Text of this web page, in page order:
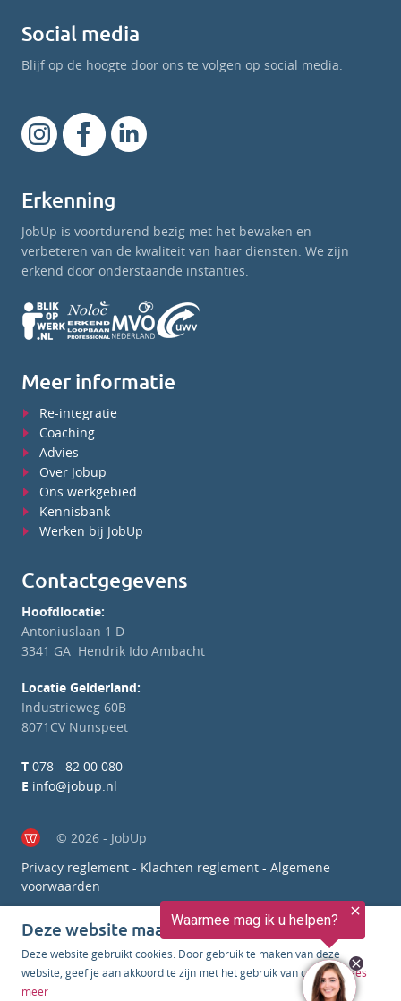
Social media
Blijf op de hoogte door ons te volgen op social media.
Erkenning
JobUp is voortdurend bezig met het bewaken en
verbeteren van de kwaliteit van haar diensten. We zijn
erkend door onderstaande instanties.
Meer informatie
Re-integratie
Coaching
Advies
Over Jobup
Ons werkgebied
Kennisbank
Werken bij JobUp
Contactgegevens
Hoofdlocatie:
Antoniuslaan 1 D
3341 GA Hendrik Ido Ambacht
Locatie Gelderland:
Industrieweg 60B
8071CV Nunspeet
T 078 - 82 00 080
E info@jobup.nl
© 2026 - JobUp
Privacy reglement - Klachten reglement - Algemene
voorwaarden
Deze website maakt gebruik van cookies
Deze website gebruikt cookies. Door gebruik te maken van deze
website, geef je aan akkoord te zijn met het gebruik van cookies. Lees
meer